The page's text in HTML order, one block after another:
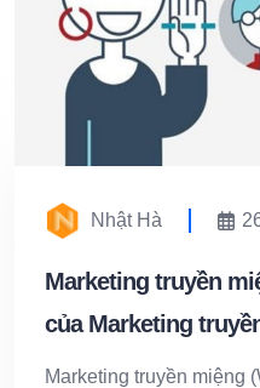
Nhật Hà
Marketing truyền
của Marketing
Marketing truyền miệng